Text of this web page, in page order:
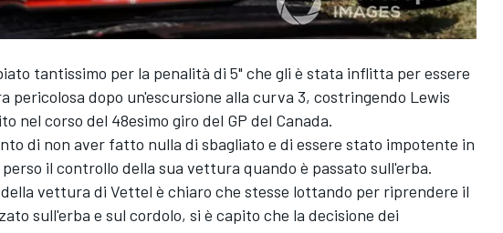
tantissimo per la penalità di 5" che gli è stata inflitta per essere
pericolosa dopo un'escursione alla curva 3, costringendo Lewis
nel corso del 48esimo giro del GP del Canada.
di non aver fatto nulla di sbagliato e di essere stato impotente in
il controllo della sua vettura quando è passato sull'erba.
vettura di Vettel è chiaro che stesse lottando per riprendere il
sull'erba e sul cordolo, si è capito che la decisione dei